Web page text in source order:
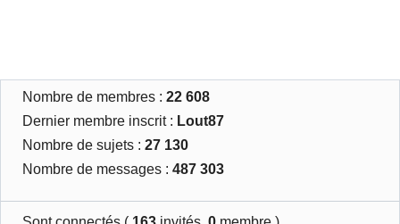
Nombre de membres :22 608
Dernier membre inscrit : Lout87
Nombre de sujets :27 130
Nombre de messages :487 303